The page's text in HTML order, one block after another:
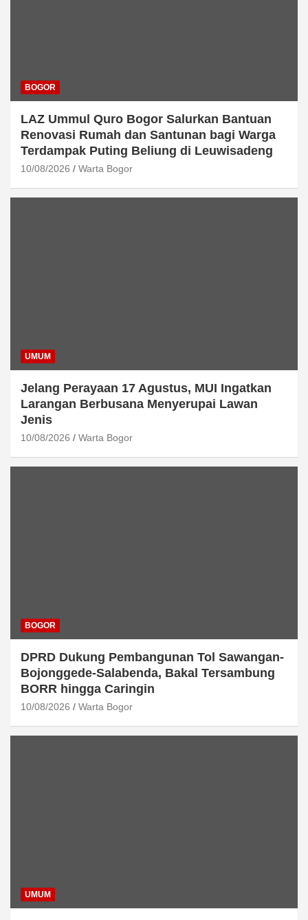
BOGOR
LAZ Ummul Quro Bogor Salurkan Bantuan
Renovasi Rumah dan Santunan bagi Warga
Terdampak Puting Beliung di Leuwisadeng
10/08/2026 Warta Bogor
UMUM
Jelang Perayaan 17 Agustus, MUI Ingatkan
Larangan Berbusana Menyerupai Lawan
Jenis
10/08/2026 Warta Bogor
BOGOR
DPRD Dukung Pembangunan Tol Sawangan-
Bojonggede-Salabenda, Bakal Tersambung
BORR hingga Caringin
10/08/2026 Warta Bogor
UMUM